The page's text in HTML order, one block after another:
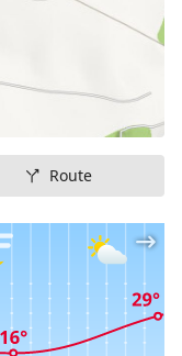
in der Emme
und mit dem
Wetterlage und
zum aktiven und
ein.
Route